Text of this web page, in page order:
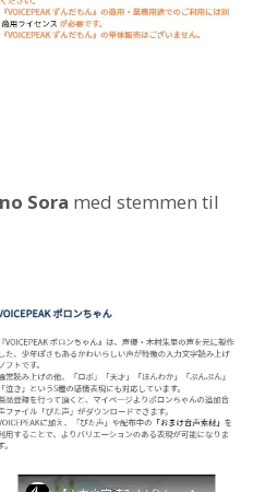
Sora med stemmen til